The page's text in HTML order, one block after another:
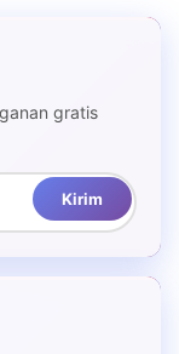
gratis
Kirim